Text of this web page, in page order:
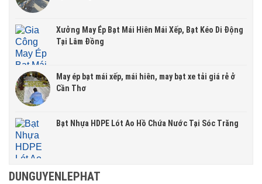
Xưởng May Ép Bạt Mái Hiên Mái Xếp, Bạt Kéo Di Động
Tại Lâm Đồng
May ép bạt mái xếp, mái hiên, may bạt xe tải giá rẻ ở
Cần Thơ
Bạt Nhựa HDPE Lót Ao Hồ Chứa Nước Tại Sóc Trăng
DUNGUYENLEPHAT